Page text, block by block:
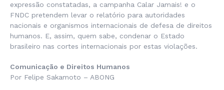
expressão constatadas, a campanha Calar Jamais! e o
FNDC pretendem levar o relatório para autoridades
nacionais e organismos internacionais de defesa de direitos
humanos. E, assim, quem sabe, condenar o Estado
brasileiro nas cortes internacionais por estas violações.
Comunicação e Direitos Humanos
Por Felipe Sakamoto – ABONG